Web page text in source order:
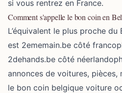
si vous rentrez en France.
Comment s'appelle le bon coin en
L’équivalent le plus proche
est 2ememain.be côté
2dehands.be côté
annonces de voitures, pièces,
le bon coin belgique voiture